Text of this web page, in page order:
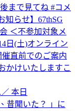
まで見てね #コメ
知らせ】67thSG
＜不参加対象メ
日(土)オンライン
直前でのご案内
かけいたしますこ
／ 本日
昔聞いた？ 」に